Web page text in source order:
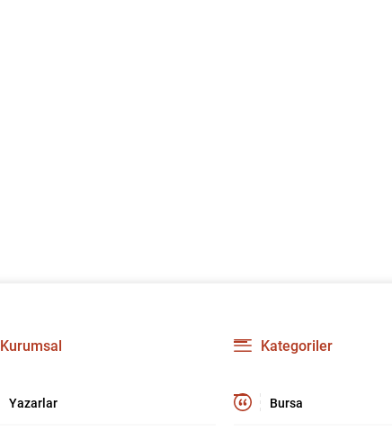
Kurumsal
Yazarlar
Kategoriler
Bursa